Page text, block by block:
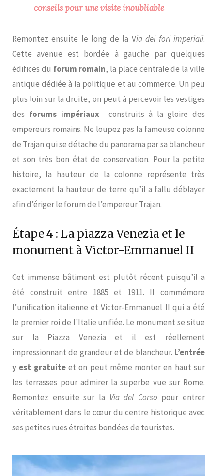
conseils pour une visite inoubliable
Remontez ensuite le long de la Via dei fori imperiali.
Cette avenue est bordée à gauche par quelques
édifices du forum romain, la place centrale de la ville
antique dédiée à la politique et au commerce. Un peu
plus loin sur la droite, on peut à percevoir les vestiges
des forums impériaux
construits à la gloire des
empereurs romains. Ne loupez pas la fameuse colonne
de Trajan qui se détache du panorama par sa blancheur
et son très bon état de conservation. Pour la petite
histoire, la hauteur de la colonne représente très
exactement la hauteur de terre qu’il a fallu déblayer
afin d’ériger le forum de l’empereur Trajan.
Étape 4 : La piazza Venezia et le
monument à Victor-Emmanuel II
Cet immense bâtiment est plutôt récent puisqu’il a
été construit entre 1885 et 1911. Il commémore
l’unification italienne et Victor-Emmanuel II qui a été
le premier roi de l’Italie unifiée. Le monument se situe
sur la Piazza Venezia et il est réellement
impressionnant de grandeur et de blancheur. L’entrée
y est gratuiteet on peut même monter en haut sur
les terrasses pour admirer la superbe vue sur Rome.
Remontez ensuite sur la Via del Corso pour entrer
véritablement dans le cœur du centre historique avec
ses petites rues étroites bondées de touristes.